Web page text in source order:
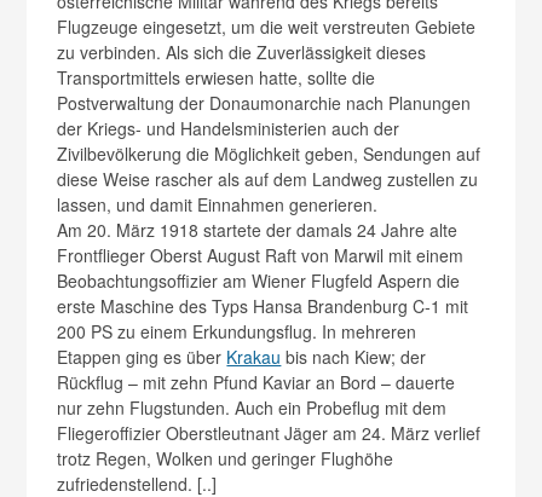
Flugzeuge eingesetzt, um die weit verstreuten Gebiete
zu verbinden. Als sich die Zuverlässigkeit dieses
Transportmittels erwiesen hatte, sollte die
Postverwaltung der Donaumonarchie nach Planungen
der Kriegs- und Handelsministerien auch der
Zivilbevölkerung die Möglichkeit geben, Sendungen auf
diese Weise rascher als auf dem Landweg zustellen zu
lassen, und damit Einnahmen generieren.
Am 20. März 1918 startete der damals 24 Jahre alte
Frontflieger Oberst August Raft von Marwil mit einem
Beobachtungsoffizier am Wiener Flugfeld Aspern die
erste Maschine des Typs Hansa Brandenburg C-1 mit
200 PS zu einem Erkundungsflug. In mehreren
Etappen ging es über Krakau bis nach Kiew; der
Rückflug – mit zehn Pfund Kaviar an Bord – dauerte
nur zehn Flugstunden. Auch ein Probeflug mit dem
Fliegeroffizier Oberstleutnant Jäger am 24. März verlief
trotz Regen, Wolken und geringer Flughöhe
zufriedenstellend. [..]